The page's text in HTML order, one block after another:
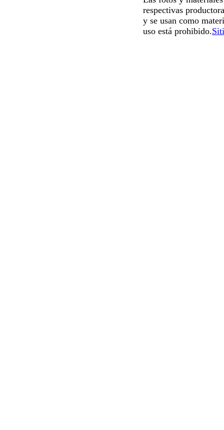
respectivas
y se usan como
uso está prohibido.